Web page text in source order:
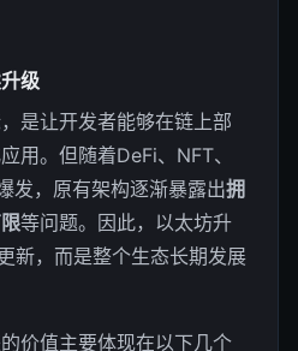
级
是让开发者能够在链上部
用。但随着DeFi、NFT、
发，原有架构逐渐暴露出拥
等问题。因此，以太坊升
新，而是整个生态长期发展
价值主要体现在以下几个